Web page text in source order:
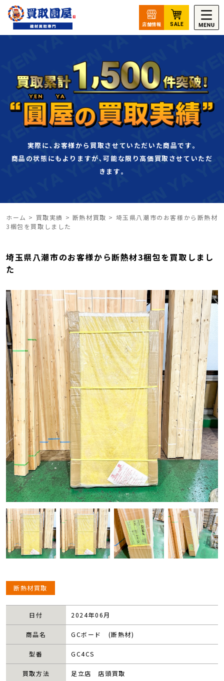
実際に､お客様から買取させていただいた商品です｡
商品の状態にもよりますが､可能な限り高価買取させていただ
きます｡
ホーム > 買取実績 > 断熱材買取 > 埼玉県八潮市のお客様から断熱材
3梱包を買取しました
埼玉県八潮市のお客様から断熱材3梱包を買取しまし
た
断熱材買取
日付 2024年06月
商品名 GCボード (断熱材)
型番 GC4CS
買取方法 足立店 店頭買取